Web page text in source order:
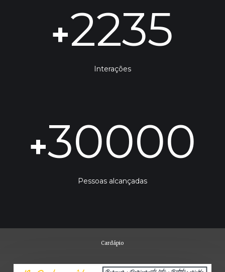
+2235
Interações
+30000
Pessoas alcançadas
Cardápio